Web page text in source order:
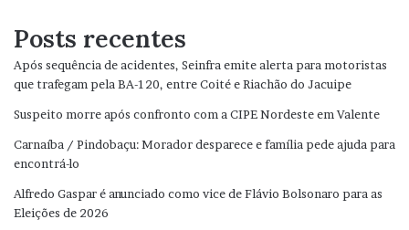
Posts recentes
Após sequência de acidentes, Seinfra emite alerta para motoristas
que trafegam pela BA-120, entre Coité e Riachão do Jacuipe
Suspeito morre após confronto com a CIPE Nordeste em Valente
Carnaíba / Pindobaçu: Morador desparece e família pede ajuda para
encontrá-lo
Alfredo Gaspar é anunciado como vice de Flávio Bolsonaro para as
Eleições de 2026